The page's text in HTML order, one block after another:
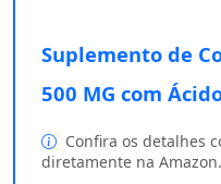
Suplemento de
500 MG com
Confira os detalhes
diretamente na Amazon.